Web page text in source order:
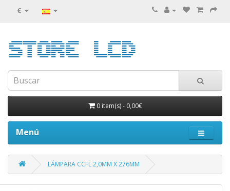
€
0 item(s)- 0,00€
Menú
LÁMPARA CCFL 2,0MM X 276MM